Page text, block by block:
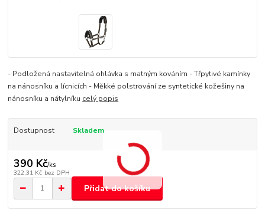
- Podložená nastavitelná ohlávka s matným kováním - Třpytivé kamínky
na nánosníku a lícnicích - Měkké polstrování ze syntetické kožešiny na
nánosníku a nátylníku celý popis
Dostupnost Skladem
390 Kč/ks
322,31 Kč bez DPH
Přidat do košíku